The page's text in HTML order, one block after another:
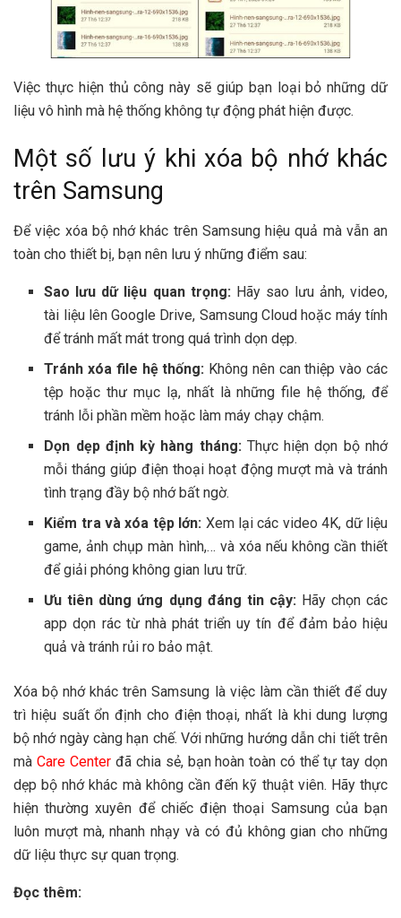
Việc thực hiện thủ công này sẽ giúp bạn loại bỏ những dữ
liệu vô hình mà hệ thống không tự động phát hiện được.
Một số lưu ý khi xóa bộ nhớ khác
trên Samsung
Để việc xóa bộ nhớ khác trên Samsung hiệu quả mà vẫn an
toàn cho thiết bị, bạn nên lưu ý những điểm sau:
Sao lưu dữ liệu quan trọng: Hãy sao lưu ảnh, video,
tài liệu lên Google Drive, Samsung Cloud hoặc máy tính
để tránh mất mát trong quá trình dọn dẹp.
Tránh xóa file hệ thống: Không nên can thiệp vào các
tệp hoặc thư mục lạ, nhất là những file hệ thống, để
tránh lỗi phần mềm hoặc làm máy chạy chậm.
Dọn dẹp định kỳ hàng tháng: Thực hiện dọn bộ nhớ
mỗi tháng giúp điện thoại hoạt động mượt mà và tránh
tình trạng đầy bộ nhớ bất ngờ.
Kiểm tra và xóa tệp lớn: Xem lại các video 4K, dữ liệu
game, ảnh chụp màn hình,… và xóa nếu không cần thiết
để giải phóng không gian lưu trữ.
Ưu tiên dùng ứng dụng đáng tin cậy: Hãy chọn các
app dọn rác từ nhà phát triển uy tín để đảm bảo hiệu
quả và tránh rủi ro bảo mật.
Xóa bộ nhớ khác trên Samsung là việc làm cần thiết để duy
trì hiệu suất ổn định cho điện thoại, nhất là khi dung lượng
bộ nhớ ngày càng hạn chế. Với những hướng dẫn chi tiết trên
mà Care Centerđã chia sẻ, bạn hoàn toàn có thể tự tay dọn
dẹp bộ nhớ khác mà không cần đến kỹ thuật viên. Hãy thực
hiện thường xuyên để chiếc điện thoại Samsung của bạn
luôn mượt mà, nhanh nhạy và có đủ không gian cho những
dữ liệu thực sự quan trọng.
Đọc thêm: